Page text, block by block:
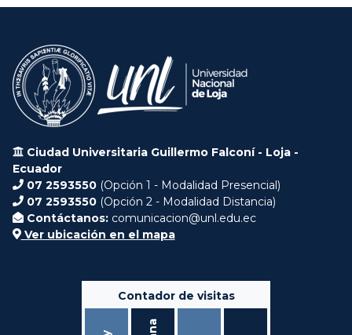
Ciudad Universitaria Guillermo Falconí - Loja -
Ecuador
07 2593550 (Opción 1 - Modalidad Presencial)
07 2593550 (Opción 2 - Modalidad Distancia)
Contáctanos: comunicacion@unl.edu.ec
Ver ubicación en el mapa
Contador de visitas